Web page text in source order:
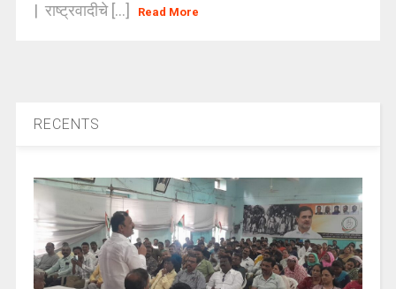
| राष्ट्रवादीचे [...]
Read More
RECENTS